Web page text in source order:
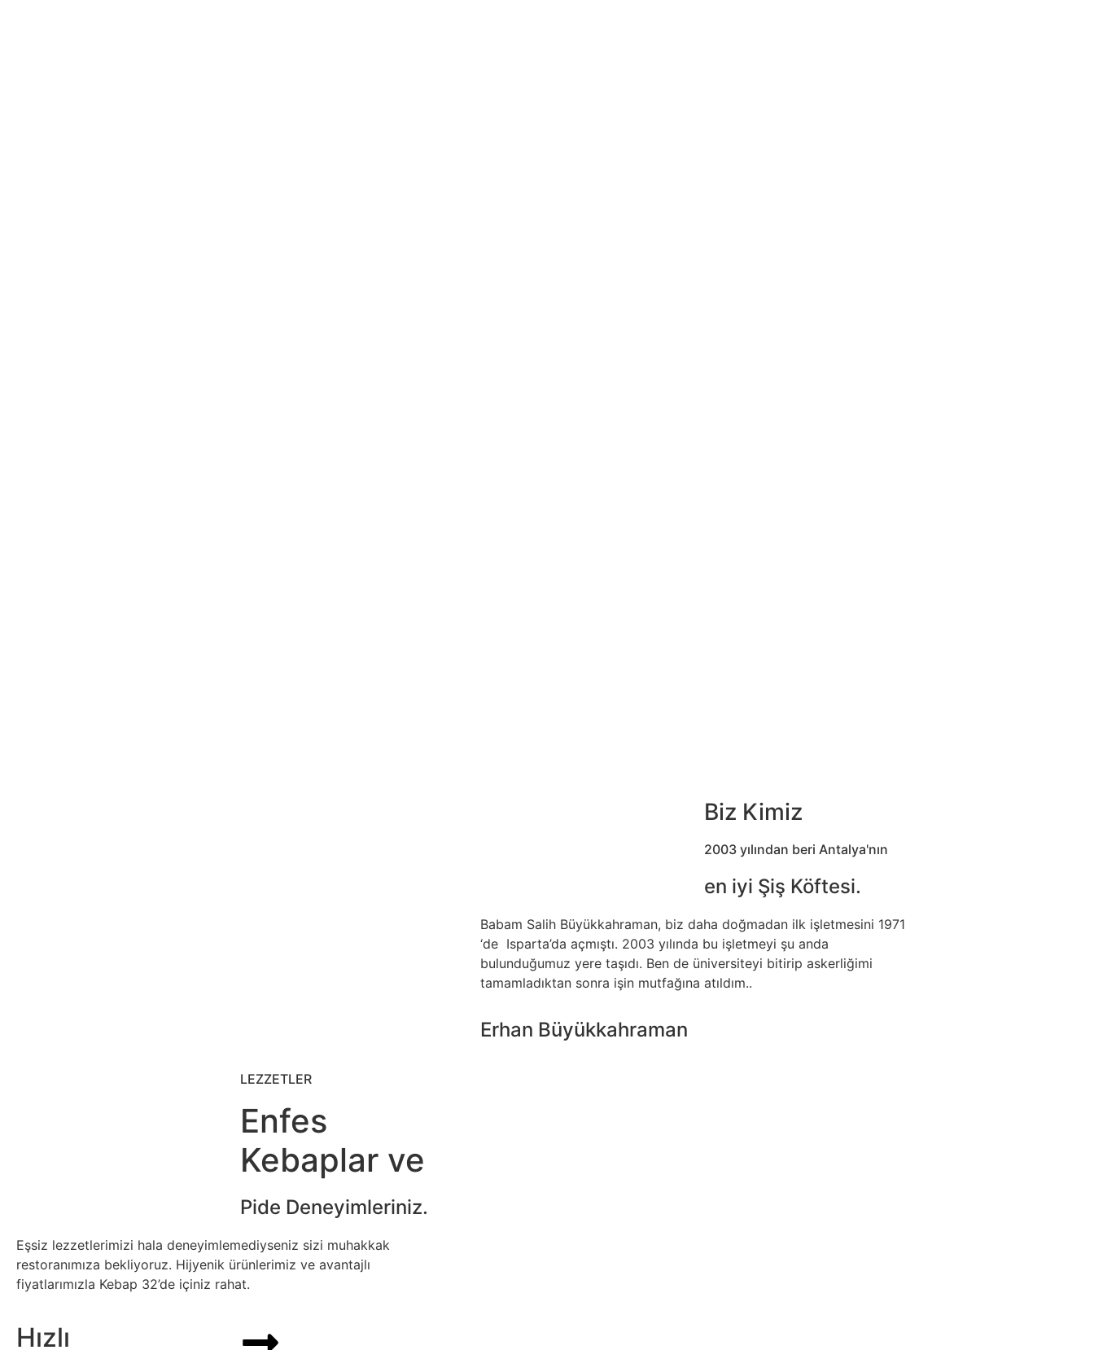
Biz Kimiz
2003 yılından beri Antalya'nın
en iyi Şiş Köftesi.
Babam Salih Büyükkahraman, biz daha doğmadan ilk işletmesini 1971
‘de Isparta’da açmıştı. 2003 yılında bu işletmeyi şu anda
bulunduğumuz yere taşıdı. Ben de üniversiteyi bitirip askerliğimi
tamamladıktan sonra işin mutfağına atıldım..
Erhan Büyükkahraman
LEZZETLER
Enfes
Kebaplar ve
Pide Deneyimleriniz.
Eşsiz lezzetlerimizi hala deneyimlemediyseniz sizi muhakkak
restoranımıza bekliyoruz. Hijyenik ürünlerimiz ve avantajlı
fiyatlarımızla Kebap 32’de içiniz rahat.
Hızlı